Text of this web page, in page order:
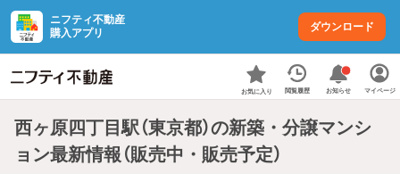
ニフティ不動産
購入アプリ
ダウンロード
お気に入り 閲覧履歴 お知らせ マイページ
西ヶ原四丁目駅（東京都）の新築・分譲マンシ
ョン最新情報（販売中・販売予定）